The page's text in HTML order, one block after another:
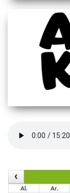
Al. Ar.